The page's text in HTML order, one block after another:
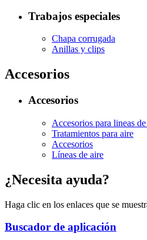
Trabajos especiales
Chapa corrugada
Anillas y clips
Accesorios
Accesorios
Accesorios para lineas
Tratamientos para aire
Accesorios
Líneas de aire
¿Necesita ayuda?
Haga clic en los enlaces que se
Buscador de aplicación